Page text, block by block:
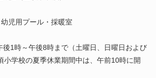
児用プール・採暖室
1時～午後8時まで（土曜日、日曜日および
小学校の夏季休業期間中は、午前10時に開